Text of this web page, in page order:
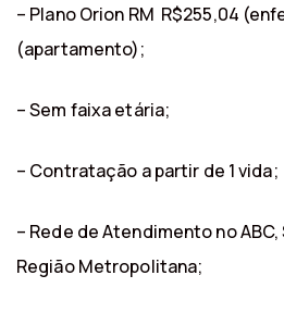
– Plano Orion RM R$255,04
(apartamento);
– Sem faixa etária;
– Contratação a partir de 1 vida;
– Rede de Atendimento no
Região Metropolitana;